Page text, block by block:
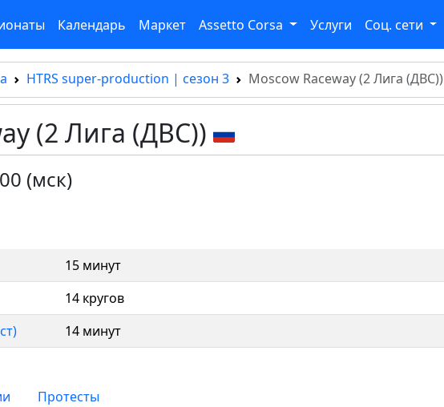
Календарь Маркет Assetto Corsa Услуги Соц. сети
HTRS super-production | сезон 3 Moscow Raceway (2 Лига (ДВС))
(2 Лига (ДВС))
(мск)
15 минут
14 кругов
14 минут
Протесты